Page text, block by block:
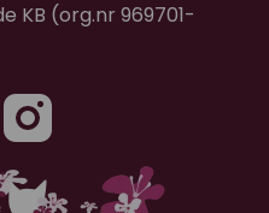
KB (org.nr 969701-